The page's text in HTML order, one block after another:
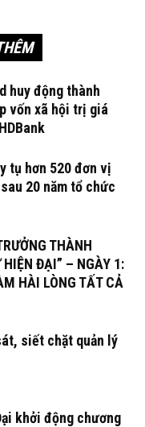
huy động thành
vốn xã hội trị giá
tụ hơn 520 đơn vị
20 năm tổ chức
THÀNH
HIỆN ĐẠI” – NGÀY 1:
HÀI LÒNG TẤT CẢ
siết chặt quản lý
khởi động chương